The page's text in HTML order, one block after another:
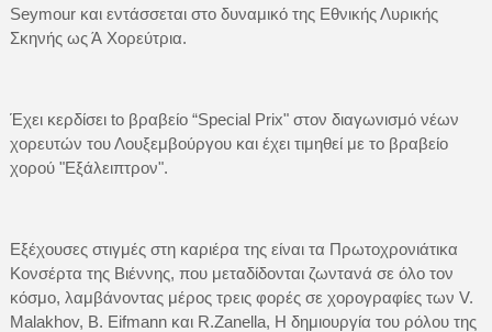
Seymour και εντάσσεται στο δυναμικό της Εθνικής Λυρικής
Σκηνής ως Ά Χορεύτρια.
Έχει κερδίσει to βραβείο “Special Prix" στον διαγωνισμό νέων
χορευτών του Λουξεμβούργου και έχει τιμηθεί με το βραβείο
χορού "Εξάλειπτρον".
Εξέχουσες στιγμές στη καριέρα της είναι τα Πρωτοχρονιάτικα
Κονσέρτα της Βιέννης, που μεταδίδονται ζωντανά σε όλο τον
κόσμο, λαμβάνοντας μέρος τρεις φορές σε χορογραφίες των V.
Malakhov, B. Eifmann και R.Zanella, Η δημιουργία του ρόλου της